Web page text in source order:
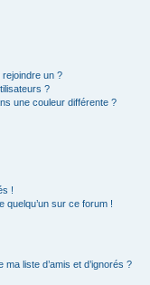
rejoindre un ?
?
une couleur différente ?
!
quelqu’un sur ce forum !
liste d’amis et d’ignorés ?